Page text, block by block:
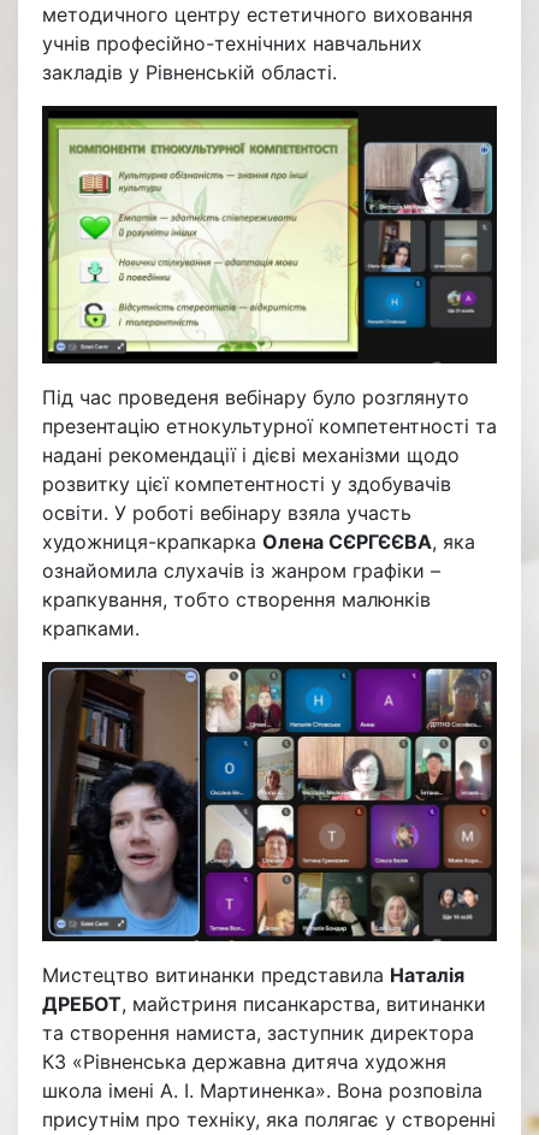
методичного центру естетичного виховання
учнів професійно-технічних навчальних
закладів у Рівненській області.
Під час проведеня вебінару було розглянуто
презентацію етнокультурної компетентності та
надані рекомендації і дієві механізми щодо
розвитку цієї компетентності у здобувачів
освіти. У роботі вебінару взяла участь
художниця-крапкарка Олена СЄРГЄЄВА, яка
ознайомила слухачів із жанром графіки –
крапкування, тобто створення малюнків
крапками.
Мистецтво витинанки представила Наталія
ДРЕБОТ, майстриня писанкарства, витинанки
та створення намиста, заступник директора
КЗ «Рівненська державна дитяча художня
школа імені А. І. Мартиненка». Вона розповіла
присутнім про техніку, яка полягає у створенні